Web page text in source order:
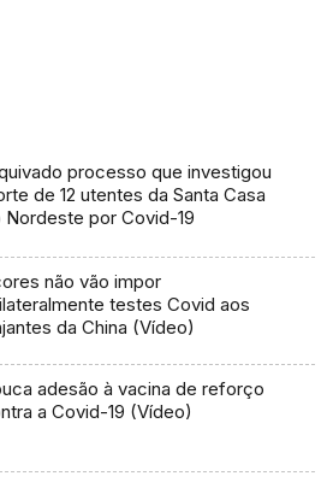
processo que investigou
de 12 utentes da Santa Casa
Nordeste por Covid-19
não vão impor
testes Covid aos
da China (Vídeo)
adesão à vacina de reforço
contra a Covid-19 (Vídeo)